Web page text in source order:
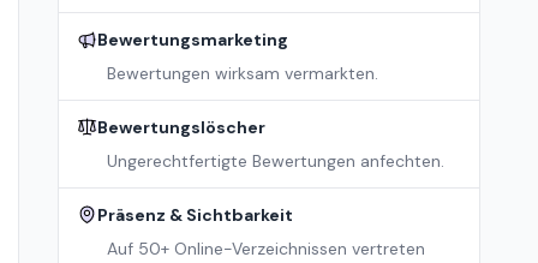
Bewertungsmarketing
Bewertungen wirksam vermarkten.
Bewertungslöscher
Ungerechtfertigte Bewertungen anfechten.
Präsenz & Sichtbarkeit
Auf 50+ Online-Verzeichnissen vertreten